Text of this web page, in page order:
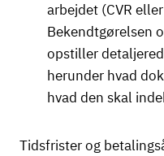
arbejdet (CVR
Bekendtgørelsen
opstiller
herunder hvad
hvad den skal
Tidsfrister og